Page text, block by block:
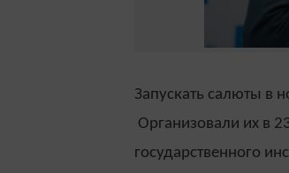
Запускать салюты в
Организовали их в
государственного